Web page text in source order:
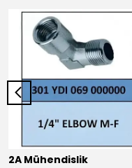
2A Mühendislik